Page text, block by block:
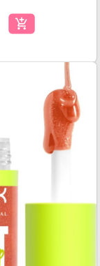
add_shopping_cart